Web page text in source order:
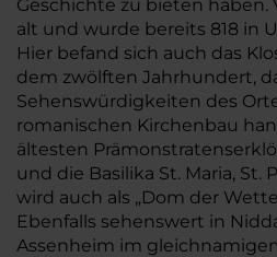
Geschichte zu bieten haben.
alt und wurde bereits 818 in
Hier befand sich auch das
dem zwölften Jahrhundert,
Sehenswürdigkeiten des
romanischen Kirchenbau
ältesten
und die Basilika St. Maria, St.
wird auch als „Dom der
Ebenfalls sehenswert in
Assenheim im